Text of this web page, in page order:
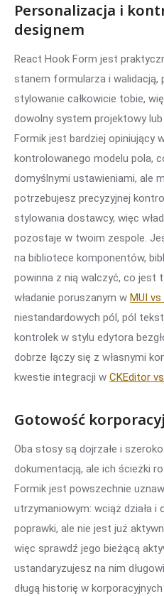
Personalizacja i
designem
React Hook Form jest
stanem formularza i walidacją,
stylowanie całkowicie tobie,
dowolny system projektowy
Formik jest bardziej opiniujący
kontrolowanego modelu pola,
domyślnymi ustawieniami, ale
potrzebujesz precyzyjnej
stylowania dostawcy, więc
pozostaje w twoim zespole.
na bibliotece komponentów,
powinna z nią walczyć, co jest
władanie poruszanym w MUI
niestandardowych pól, pól
kontrolek w stylu edytora
dobrze łączy się z własnymi
kwestie integracji w CKEditor
Gotowość
Oba stosy są dojrzałe i
dokumentacją, ale ich ścieżki
Formik jest powszechnie
utrzymaniowym: wciąż działa i
poprawki, ale nie jest już
więc sprawdź jego bieżącą
ustandaryzujesz na nim
długą historię w